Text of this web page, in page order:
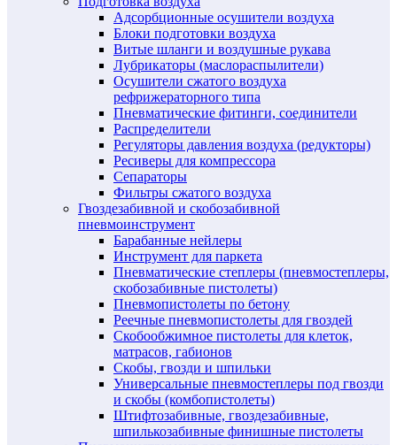
Адсорбционные осушители воздуха
Блоки подготовки воздуха
Витые шланги и воздушные рукава
Лубрикаторы (маслораспылители)
Осушители сжатого воздуха
рефрижераторного типа
Пневматические фитинги, соединители
Распределители
Регуляторы давления воздуха (редукторы)
Ресиверы для компрессора
Сепараторы
Фильтры сжатого воздуха
Гвоздезабивной и скобозабивной
пневмоинструмент
Барабанные нейлеры
Инструмент для паркета
Пневматические степлеры (пневмостеплеры,
скобозабивные пистолеты)
Пневмопистолеты по бетону
Реечные пневмопистолеты для гвоздей
Скобообжимное пистолеты для клеток,
матрасов, габионов
Скобы, гвозди и шпильки
Универсальные пневмостеплеры под гвозди
и скобы (комбопистолеты)
Штифтозабивные, гвоздезабивные,
шпилькозабивные финишные пистолеты